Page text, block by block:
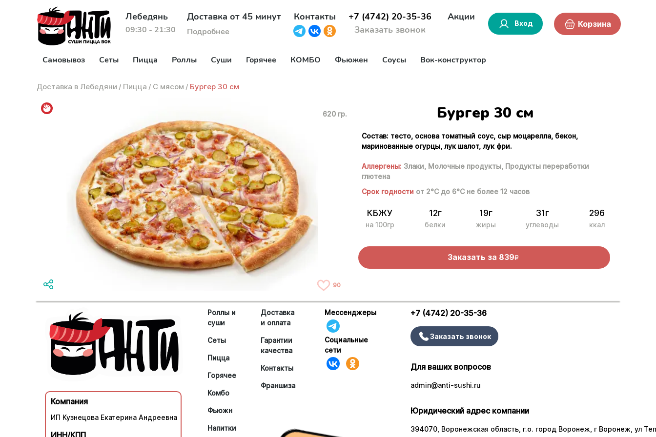
Лебедянь
09:30 - 21:30
Доставка от 45 минут
Подробнее
Контакты
+7 (4742) 20-35-36
Заказать звонок
Акции
Вход Корзина
Самовывоз Сеты Пицца Роллы Суши Горячее КОМБО Фьюжен Соусы Вок-конструктор
Доставка в Лебедяни / Пицца / С мясом / Бургер 30 см
620 гр.
90
Бургер 30 см
Состав: тесто, основа томатный соус, сыр моцарелла, бекон,
маринованные огурцы, лук шалот, лук фри.
Аллергены: Злаки, Молочные продукты, Продукты переработки
глютена
Срок годности от 2°С до 6°С не более 12 часов
КБЖУ
на 100гр
12г
белки
19г
жиры
31г
углеводы
296
ккал
Заказать за 839R
Компания
ИП Кузнецова Екатерина Андреевна
Роллы и
суши
Сеты
Пицца
Горячее
Комбо
Фьюжн
Напитки
Доставка
и оплата
Гарантии
качества
Контакты
Франшиза
Мессенджеры
Социальные
сети
+7 (4742) 20-35-36
Заказать звонок
Для ваших вопросов
admin@anti-sushi.ru
Юридический адрес компании
394070, Воронежская область, г.о. город Воронеж, г Воронеж, ул